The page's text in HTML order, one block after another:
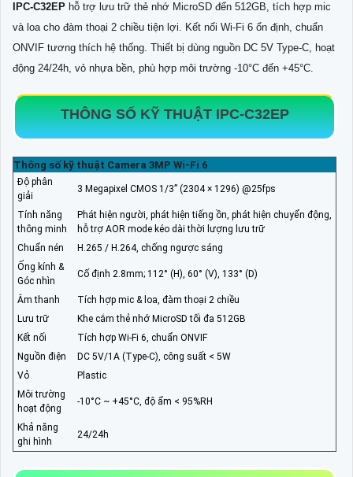
IPC-C32EP hỗ trợ lưu trữ thẻ nhớ MicroSD đến 512GB, tích hợp mic
và loa cho đàm thoại 2 chiều tiện lợi. Kết nối Wi-Fi 6 ổn định, chuẩn
ONVIF tương thích hệ thống. Thiết bị dùng nguồn DC 5V Type-C, hoạt
động 24/24h, vỏ nhựa bền, phù hợp môi trường -10°C đến +45°C.
THÔNG SỐ KỸ THUẬT IPC-C32EP
Thông số kỹ thuật Camera 3MP Wi-Fi 6
Độ phân
giải
3 Megapixel CMOS 1/3” (2304 × 1296) @25fps
Tính năng
thông minh
Phát hiện người, phát hiện tiếng ồn, phát hiện chuyển động,
hỗ trợ AOR mode kéo dài thời lượng lưu trữ
Chuẩn nén
H.265 / H.264, chống ngược sáng
Ống kính &
Góc nhìn
Cố định 2.8mm; 112° (H), 60° (V), 133° (D)
Âm thanh
Tích hợp mic & loa, đàm thoại 2 chiều
Lưu trữ
Khe cắm thẻ nhớ MicroSD tối đa 512GB
Kết nối
Tích hợp Wi-Fi 6, chuẩn ONVIF
Nguồn điện
DC 5V/1A (Type-C), công suất < 5W
Vỏ
Plastic
Môi trường
hoạt động
-10°C ~ +45°C, độ ẩm < 95%RH
Khả năng
ghi hình
24/24h